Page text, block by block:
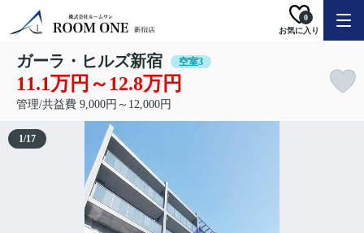
お気に入り
0
ガーラ・ヒルズ新宿 空室3
11.1万円～12.8万円
管理/共益費 9,000円～12,000円
1/17